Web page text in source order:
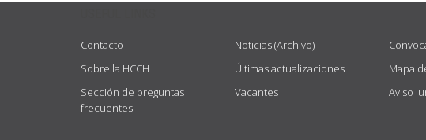
Contacto
Sobre la HCCH
Sección de preguntas
frecuentes
Noticias (Archivo)
Últimas actualizaciones
Vacantes
Mapa
Aviso